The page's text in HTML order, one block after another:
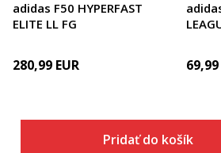
adidas F50 HYPERFAST
ELITE LL FG
280,99 EUR
Pridať do košíka
69,99